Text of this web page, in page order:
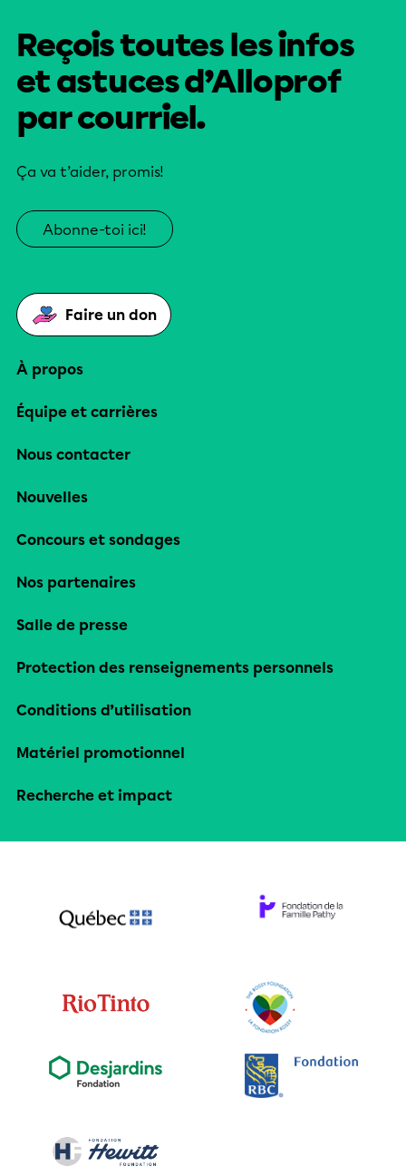
Reçois toutes les infos
et astuces d’Alloprof
par courriel.
Ça va t’aider, promis!
Abonne-toi ici!
Faire un don
À propos
Équipe et carrières
Nous contacter
Nouvelles
Concours et sondages
Nos partenaires
Salle de presse
Protection des renseignements personnels
Conditions d’utilisation
Matériel promotionnel
Recherche et impact